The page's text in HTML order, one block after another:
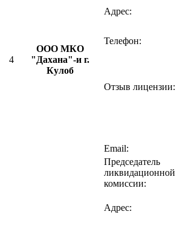
4
ООО МКО
"Дахана"-и г.
Кулоб
Адрес:
Телефон:
Отзыв лицензии:
Email:
Председатель
ликвидационной
комиссии:
Адрес: